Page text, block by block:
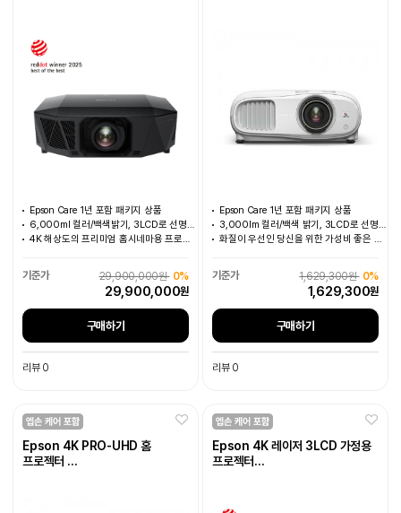
Epson Care 1년 포함 패키지 상품
6,000ml 컬러/백색밝기, 3LCD로 선명한 화면
4K 해상도의 프리미엄 홈시네마용 프로젝터
29,900,000원 0%
29,900,000원
구매하기
리뷰 0
Epson Care 1년 포함 패키지 상품
3,000lm 컬러/백색 밝기, 3LCD로 선명한 색감
화질이 우선인 당신을 위한 가성비 좋은 선택
1,629,300원 0%
1,629,300원
구매하기
리뷰 0
Epson 4K PRO-UHD 홈
프로젝터
Epson 4K 레이저 3LCD 가정용
프로젝터